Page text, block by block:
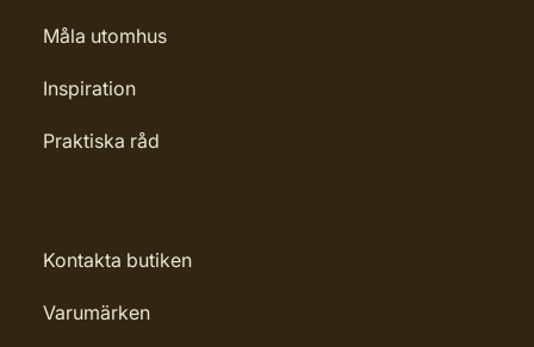
Måla utomhus
Inspiration
Praktiska råd
Kontakta butiken
Varumärken